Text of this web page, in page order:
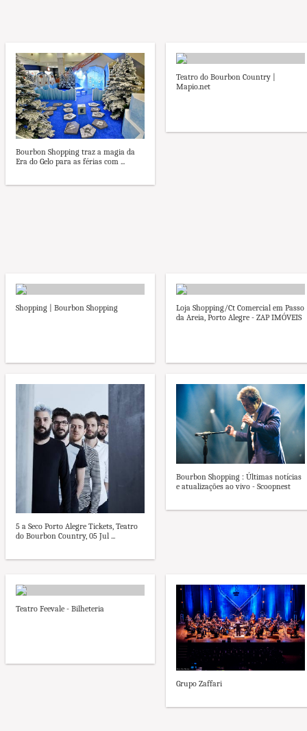
Bourbon Shopping traz a magia da
Era do Gelo para as férias com ...
Teatro do Bourbon Country |
Mapio.net
Shopping | Bourbon Shopping
Loja Shopping/Ct Comercial em Passo
da Areia, Porto Alegre - ZAP IMÓVEIS
5 a Seco Porto Alegre Tickets, Teatro
do Bourbon Country, 05 Jul ...
Bourbon Shopping : Últimas notícias
e atualizações ao vivo - Scoopnest
Teatro Feevale - Bilheteria
Grupo Zaffari